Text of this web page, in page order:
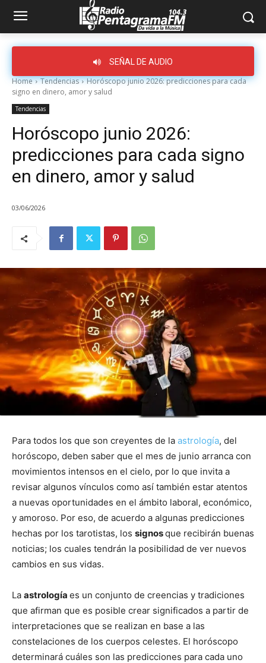
SEÑAL DE AUDIO
Home Tendencias
Horóscopo junio 2026: predicciones para cada
signo en dinero, amor y salud
Tendencias
Horóscopo junio 2026:
predicciones para cada signo
en dinero, amor y salud
03/06/2026
Para todos los que son creyentes de la astrología, del
horóscopo, deben saber que el mes de junio arranca con
movimientos intensos en el cielo, por lo que invita a
revisar algunos vínculos como así también estar atentos
a nuevas oportunidades en el ámbito laboral, económico,
y amoroso. Por eso, de acuerdo a algunas predicciones
hechas por los tarotistas, los signosque recibirán buenas
noticias; los cuales tendrán la posibilidad de ver nuevos
cambios en sus vidas.
La astrología es un conjunto de creencias y tradiciones
que afirman que es posible crear significados a partir de
interpretaciones que se realizan en base a las
constelaciones de los cuerpos celestes. El horóscopo
determinará cuáles son las predicciones para cada uno